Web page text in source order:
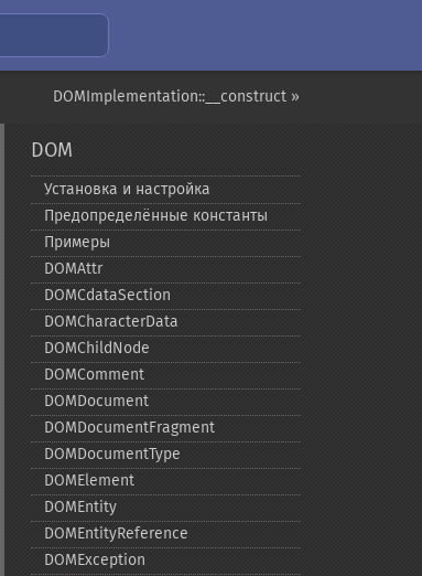
DOMImplementation::__construct »
DOM
Установка и настройка
Предопределённые константы
Примеры
DOMAttr
DOMCdataSection
DOMCharacterData
DOMChildNode
DOMComment
DOMDocument
DOMDocumentFragment
DOMDocumentType
DOMElement
DOMEntity
DOMEntityReference
DOMException